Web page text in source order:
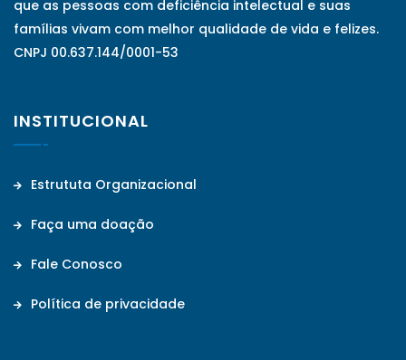
que as pessoas com deficiência intelectual e suas
famílias vivam com melhor qualidade de vida e felizes.
CNPJ 00.637.144/0001-53
INSTITUCIONAL
Estrututa Organizacional
Faça uma doação
Fale Conosco
Política de privacidade